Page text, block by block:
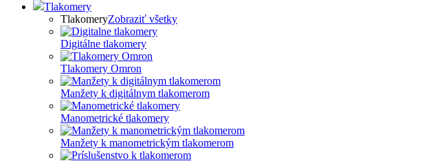
Tlakomery
TlakomeryZobraziť všetky
Digitálne tlakomery
Tlakomery Omron
Manžety k digitálnym tlakomerom
Manometrické tlakomery
Manžety k manometrickým tlakomerom